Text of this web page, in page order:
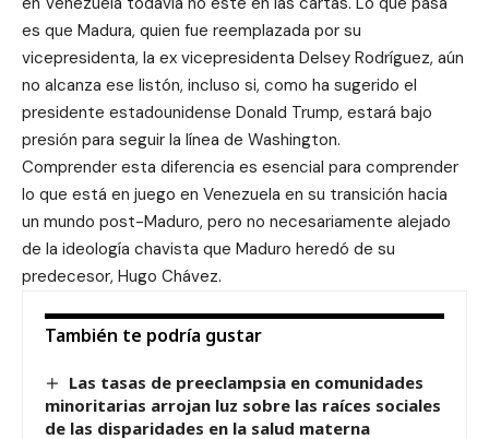
es que Madura, quien fue reemplazada por su
vicepresidenta, la ex vicepresidenta Delsey Rodríguez, aún
no alcanza ese listón, incluso si, como ha sugerido el
presidente estadounidense Donald Trump, estará bajo
presión para seguir la línea de Washington.
Comprender esta diferencia es esencial para comprender
lo que está en juego en Venezuela en su transición hacia
un mundo post-Maduro, pero no necesariamente alejado
de la ideología chavista que Maduro heredó de su
predecesor, Hugo Chávez.
También te podría gustar
Las tasas de preeclampsia en comunidades
minoritarias arrojan luz sobre las raíces sociales
de las disparidades en la salud materna